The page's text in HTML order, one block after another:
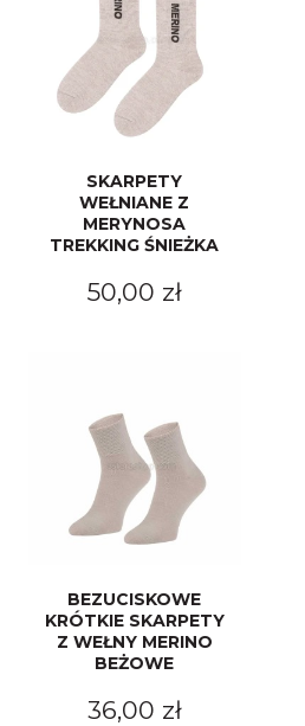
SKARPETY
WEŁNIANE Z
MERYNOSA
TREKKING ŚNIEŻKA
50,00 zł
BEZUCISKOWE
KRÓTKIE SKARPETY
Z WEŁNY MERINO
BEŻOWE
36,00 zł